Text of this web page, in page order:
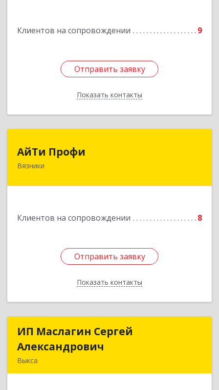
Клиентов на сопровождении 9
Отправить заявку
Показать контакты
Отправить заявку
Назад
АйТи Профи
Вязники
Клиентов на сопровождении 8
Отправить заявку
Показать контакты
Отправить заявку
Назад
ИП Маслагин Сергей
Александрович
Выкса
ИП Маслагин Сергей